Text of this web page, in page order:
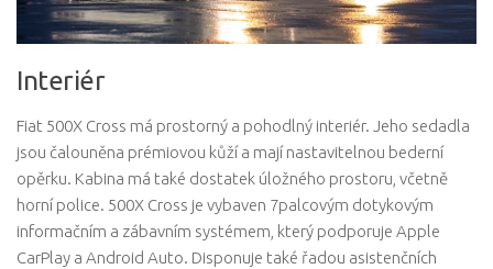
Interiér
Fiat 500X Cross má prostorný a pohodlný interiér. Jeho sedadla
jsou čalouněna prémiovou kůží a mají nastavitelnou bederní
opěrku. Kabina má také dostatek úložného prostoru, včetně
horní police. 500X Cross je vybaven 7palcovým dotykovým
informačním a zábavním systémem, který podporuje Apple
CarPlay a Android Auto. Disponuje také řadou asistenčních